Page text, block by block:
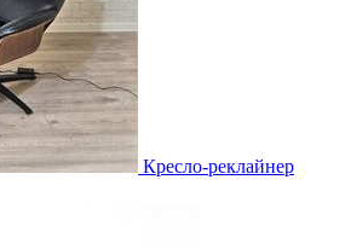
Кресло-реклайнер